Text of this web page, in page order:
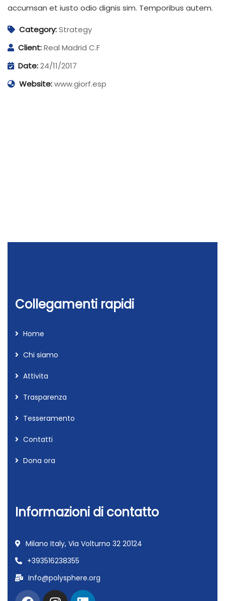
accumsan et iusto odio dignis sim. Temporibus autem.
Category:Strategy
Client:Real Madrid C.F
Date:24/11/2017
Website:www.giorf.esp
Collegamenti rapidi
Home
Chi siamo
Attivita
Trasparenza
Tesseramento
Contatti
Dona ora
Informazioni di contatto
Milano Italy, Via Volturno 32 20124
+393516238355
Info@polysphere.org